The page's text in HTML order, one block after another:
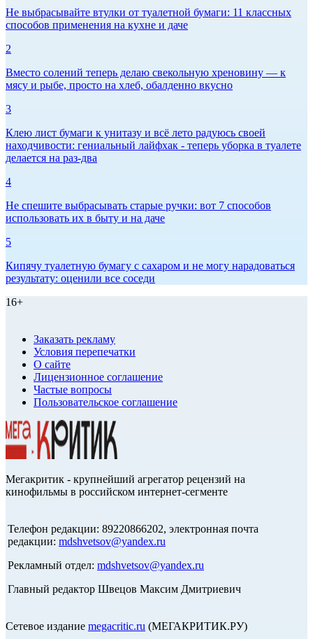
Не выбрасывайте втулки от туалетной бумаги: 11 классных
способов применения на кухне и даче
2
Вместо солений теперь делаю свекольную хреновину — к
мясу и рыбе, просто на хлеб, обалденно вкусно
3
Клею лист бумаги к унитазу и всё лето радуюсь своей
находчивости: гениальный лайфхак - теперь уборка в туалете
делается на раз-два
4
Не спешите выбрасывать старые ручки: вот 7 способов
использовать их в быту и на даче
5
Кипячу туалетную бумагу с сахаром и не могу нарадоваться
результату: оценили все соседи
16+
Заказать рекламу
Условия перепечатки
О сайте
Лицензионное соглашение
Частые вопросы
Пользовательское соглашение
Мегакритик - крупнейший агрегатор рецензий на
кинофильмы в российском интернет-сегменте
Телефон редакции: 89220866202, электронная почта
редакции: mdshvetsov@yandex.ru
Рекламный отдел: mdshvetsov@yandex.ru
Главный редактор Швецов Максим Дмитриевич
Сетевое издание megacritic.ru (МЕГАКРИТИК.РУ)